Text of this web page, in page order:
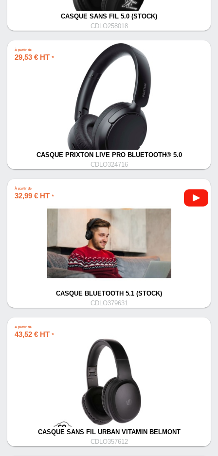
CASQUE SANS FIL 5.0 (STOCK)
CDLO258018
À partir de
29,53 € HT *
CASQUE PRIXTON LIVE PRO BLUETOOTH® 5.0
CDLO324716
À partir de
32,99 € HT *
CASQUE BLUETOOTH 5.1 (STOCK)
CDLO379631
À partir de
43,52 € HT *
CASQUE SANS FIL URBAN VITAMIN BELMONT
CDLO357612